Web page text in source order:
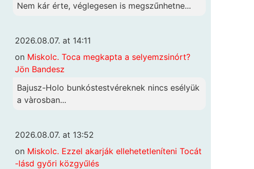
Nem kár érte, véglegesen is megszűnhetne...
2026.08.07. at 14:11
on Miskolc. Toca megkapta a selyemzsinórt?
Jön Bandesz
Bajusz-Holo bunkóstestvéreknek nincs esélyük
a vàrosban...
2026.08.07. at 13:52
on Miskolc. Ezzel akarják ellehetetleníteni Tocát
-lásd győri közgyűlés